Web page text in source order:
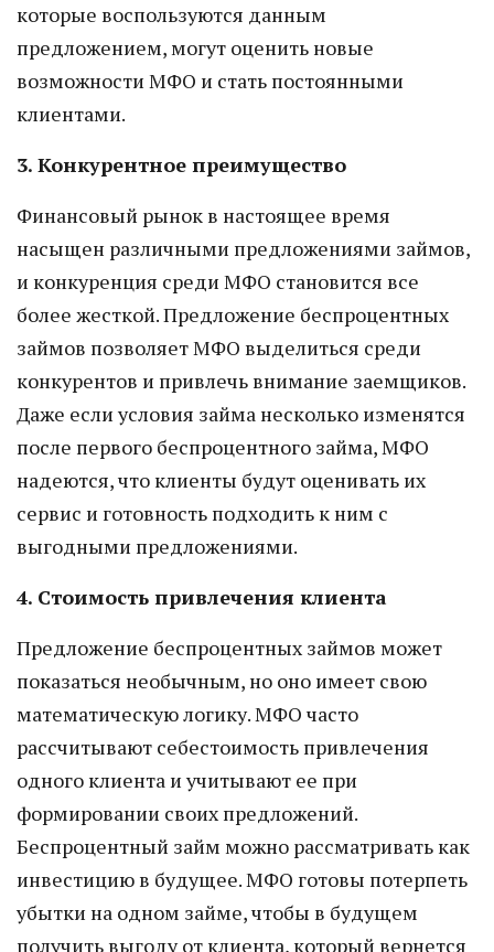
которые воспользуются данным
предложением, могут оценить новые
возможности МФО и стать постоянными
клиентами.
3. Конкурентное преимущество
Финансовый рынок в настоящее время
насыщен различными предложениями займов,
и конкуренция среди МФО становится все
более жесткой. Предложение беспроцентных
займов позволяет МФО выделиться среди
конкурентов и привлечь внимание заемщиков.
Даже если условия займа несколько изменятся
после первого беспроцентного займа, МФО
надеются, что клиенты будут оценивать их
сервис и готовность подходить к ним с
выгодными предложениями.
4. Стоимость привлечения клиента
Предложение беспроцентных займов может
показаться необычным, но оно имеет свою
математическую логику. МФО часто
рассчитывают себестоимость привлечения
одного клиента и учитывают ее при
формировании своих предложений.
Беспроцентный займ можно рассматривать как
инвестицию в будущее. МФО готовы потерпеть
убытки на одном займе, чтобы в будущем
получить выгоду от клиента, который вернется